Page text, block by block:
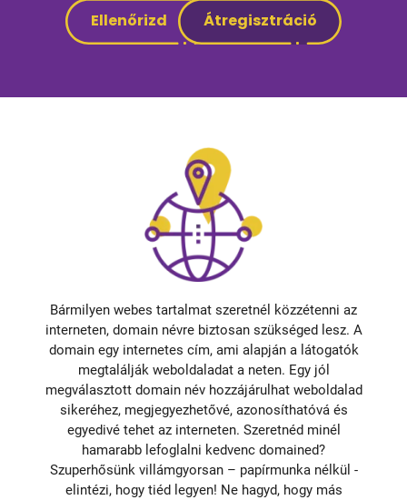
Bármilyen webes tartalmat szeretnél közzétenni az
interneten, domain névre biztosan szükséged lesz. A
domain egy internetes cím, ami alapján a látogatók
megtalálják weboldaladat a neten. Egy jól
megválasztott domain név hozzájárulhat weboldalad
sikeréhez, megjegyezhetővé, azonosíthatóvá és
egyedivé tehet az interneten. Szeretnéd minél
hamarabb lefoglalni kedvenc domained?
Szuperhősünk villámgyorsan – papírmunka nélkül -
elintézi, hogy tiéd legyen! Ne hagyd, hogy más